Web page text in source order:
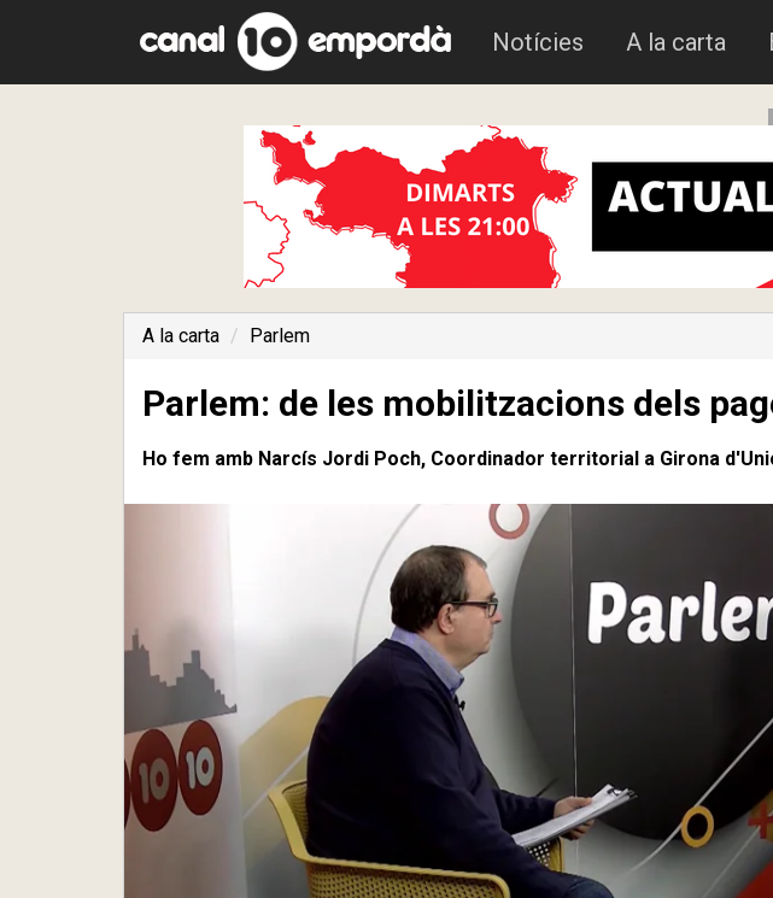
Notícies A la carta
A la carta Parlem
Parlem: de les mobilitzacions dels
Ho fem amb Narcís Jordi Poch, Coordinador territorial a Girona